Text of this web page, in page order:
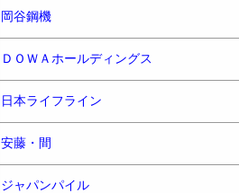
岡谷鋼機
ＤＯＷＡホールディングス
日本ライフライン
安藤・間
ジャパンパイル